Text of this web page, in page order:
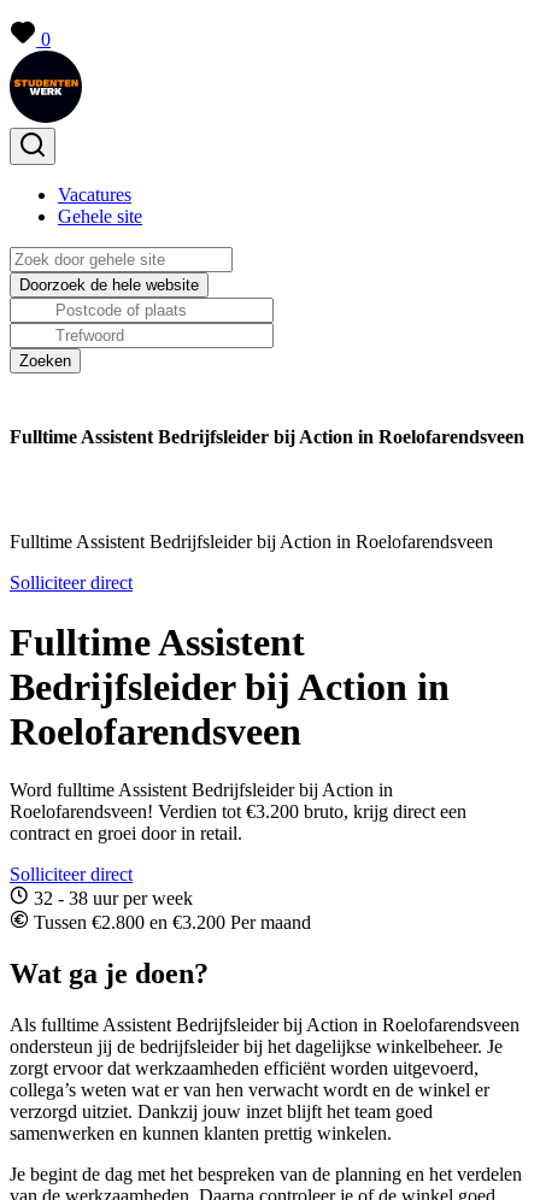
0
Vacatures
Gehele site
Fulltime Assistent Bedrijfsleider bij Action in Roelofarendsveen
Fulltime Assistent Bedrijfsleider bij Action in Roelofarendsveen
Solliciteer direct
Fulltime Assistent
Bedrijfsleider bij Action in
Roelofarendsveen
Word fulltime Assistent Bedrijfsleider bij Action in
Roelofarendsveen! Verdien tot €3.200 bruto, krijg direct een
contract en groei door in retail.
Solliciteer direct
32 - 38 uur per week
Tussen €2.800 en €3.200 Per maand
Wat ga je doen?
Als fulltime Assistent Bedrijfsleider bij Action in Roelofarendsveen
ondersteun jij de bedrijfsleider bij het dagelijkse winkelbeheer. Je
zorgt ervoor dat werkzaamheden efficiënt worden uitgevoerd,
collega’s weten wat er van hen verwacht wordt en de winkel er
verzorgd uitziet. Dankzij jouw inzet blijft het team goed
samenwerken en kunnen klanten prettig winkelen.
Je begint de dag met het bespreken van de planning en het verdelen
van de werkzaamheden. Daarna controleer je of de winkel goed